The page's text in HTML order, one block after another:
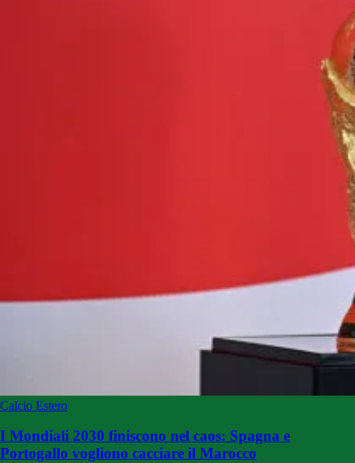
Calcio Estero
I Mondiali 2030 finiscono nel caos: Spagna e
Portogallo vogliono cacciare il Marocco